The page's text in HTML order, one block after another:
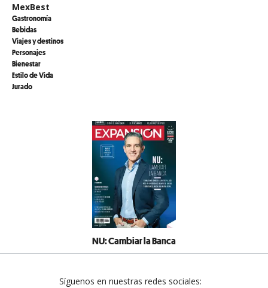
MexBest
Gastronomía
Bebidas
Viajes y destinos
Personajes
Bienestar
Estilo de Vida
Jurado
NU: Cambiar la Banca
Síguenos en nuestras redes sociales: